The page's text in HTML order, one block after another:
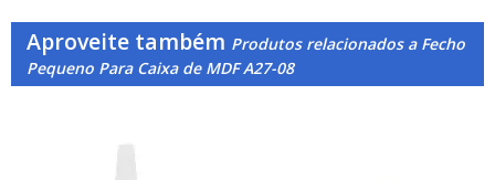
Aproveite também Produtos relacionados a Fecho
Pequeno Para Caixa de MDF A27-08